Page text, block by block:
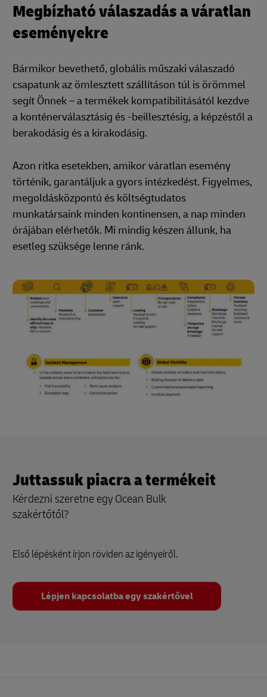
Megbízható válaszadás a váratlan
eseményekre
Bármikor bevethető, globális műszaki válaszadó
csapatunk az ömlesztett szállításon túl is örömmel
segít Önnek – a termékek kompatibilitásától kezdve
a konténerválasztásig és -beillesztésig, a képzéstől a
berakodásig és a kirakodásig.
Azon ritka esetekben, amikor váratlan esemény
történik, garantáljuk a gyors intézkedést. Figyelmes,
megoldásközpontú és költségtudatos
munkatársaink minden kontinensen, a nap minden
órájában elérhetők. Mi mindig készen állunk, ha
esetleg szüksége lenne ránk.
Juttassuk piacra a termékeit
Kérdezni szeretne egy Ocean Bulk
szakértőtől?
Első lépésként írjon röviden az igényeiről.
Lépjen kapcsolatba egy szakértővel